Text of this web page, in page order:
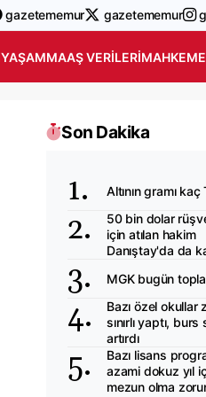
gazetememur gazetememur
YAŞAMMAAŞ VERILERI
Son Dakika
Altının gramı
50 bin dolar
için atılan hakim
Danıştay'da da
MGK bugün
Bazı özel okullar
sınırlı yaptı, burs
artırdı
Bazı lisans
azami dokuz yıl
mezun olma